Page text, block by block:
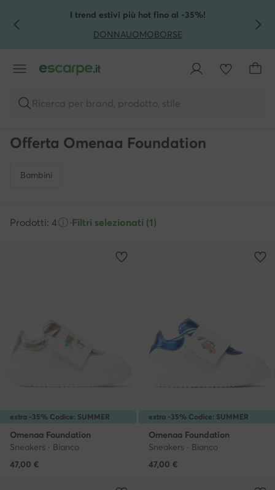
VAI AL CONTENUTO PRINCIPALE
VAI ALLA RICERCAI trend estivi più hot fino al -35%!
DONNAUOMOBORSE
Ricerca per brand, prodotto, stile
Offerta Omenaa Foundation
Bambini
Prodotti: 4 ·Filtri selezionati (1)
extra -35% Codice: SUMMER
Omenaa Foundation
Sneakers · Bianco
47,00 €
extra -35% Codice: SUMMER
Omenaa Foundation
Sneakers · Bianco
47,00 €